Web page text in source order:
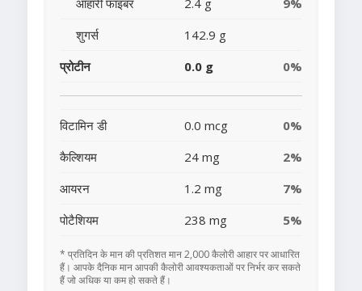
आहारी फाइबर 2.4 g
9%
शुगर्स
142.9 g
प्रोटीन
0.0 g 0%
विटामिन डी 0.0 mcg
0%
कैल्शियम
24 mg
2%
आयरन
1.2 mg
7%
पोटैशियम
238 mg 5%
* प्रतिदिन के मान की प्रतिशत मान 2,000 कैलोरी आहार पर आधारित
हैं। आपके दैनिक मान आपकी कैलोरी आवश्यकताओं पर निर्भर कर सकते
हैं जो अधिक या कम हो सकते हैं।